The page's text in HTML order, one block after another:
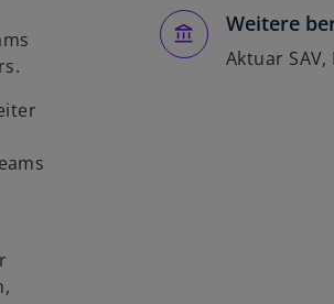
Weitere
Aktuar SAV,